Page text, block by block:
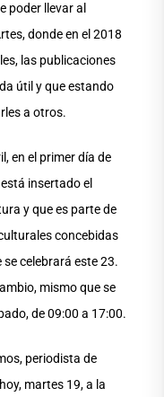
poder llevar al
donde en el 2018
las publicaciones
útil y que estando
a otros.
en el primer día de
insertado el
y que es parte de
concebidas
celebrará este 23.
mismo que se
de 09:00 a 17:00.
periodista de
martes 19, a la